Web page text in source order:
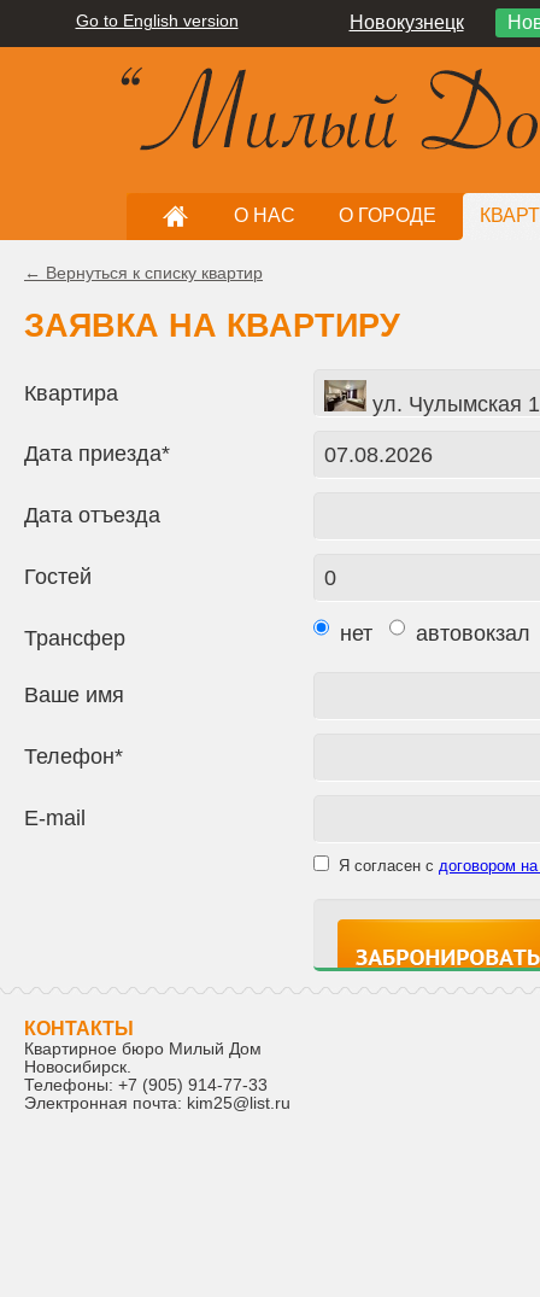
Go to English version Новокузнецк
О НАС О ГОРОДЕ
← Вернуться к списку квартир
ЗАЯВКА НА КВАРТИРУ
Квартира ул. Чулымская
Дата приезда*
Дата отъезда
Гостей
Трансфер нет автовокзал
Ваше имя
Телефон*
E-mail
Я согласен с договором
КОНТАКТЫ
Квартирное бюро Милый Дом
Новосибирск.
Телефоны: +7 (905) 914-77-33
Электронная почта: kim25@list.ru